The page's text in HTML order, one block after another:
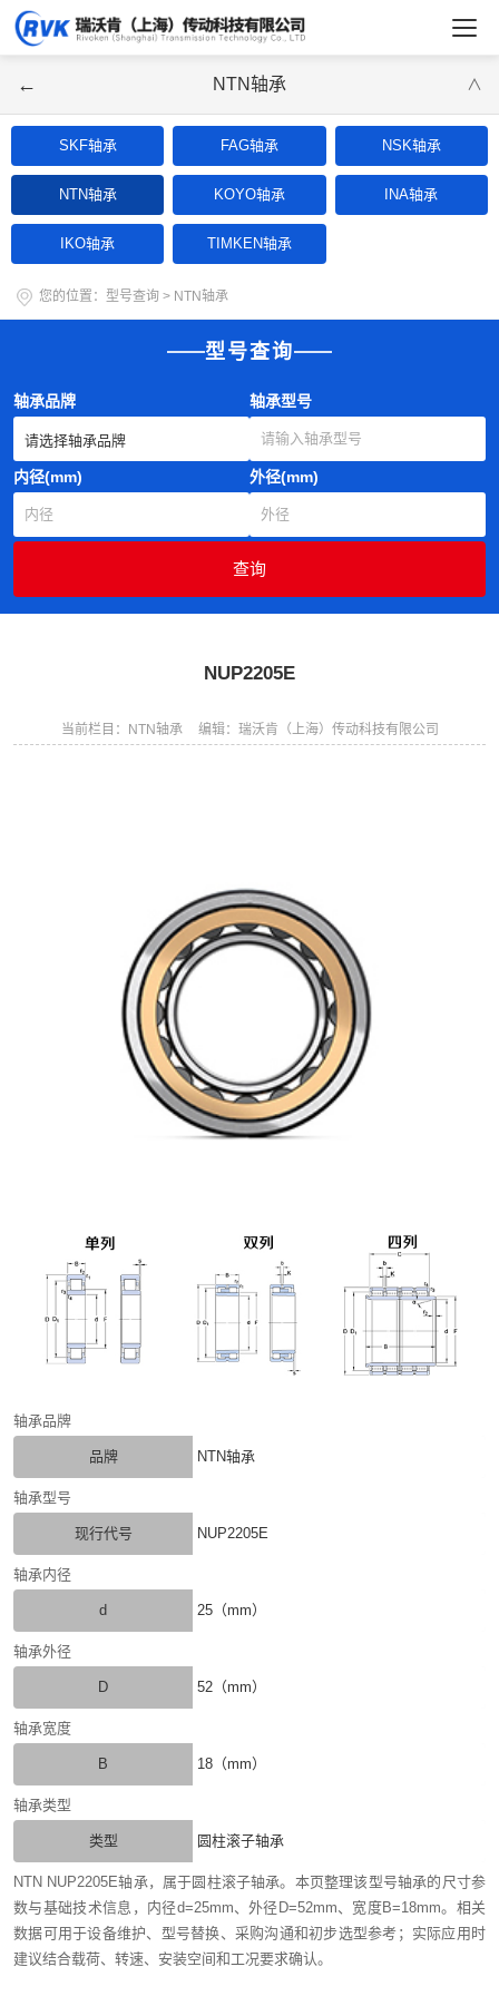
← NTN轴承 ∨
SKF轴承 FAG轴承 NSK轴承
NTN轴承 KOYO轴承 INA轴承
IKO轴承 TIMKEN轴承
您的位置： 型号查询 > NTN轴承
型号查询
轴承品牌 轴承型号
内径(mm) 外径(mm)
NUP2205E
当前栏目：NTN轴承 编辑：瑞沃肯（上海）传动科技有限公司
轴承品牌
品牌 NTN轴承
轴承型号
现行代号 NUP2205E
轴承内径
d 25（mm）
轴承外径
D 52（mm）
轴承宽度
B 18（mm）
轴承类型
类型 圆柱滚子轴承
NTN NUP2205E轴承，属于圆柱滚子轴承。本页整理该型号轴承的尺寸参
数与基础技术信息，内径d=25mm、外径D=52mm、宽度B=18mm。相关
数据可用于设备维护、型号替换、采购沟通和初步选型参考；实际应用时
建议结合载荷、转速、安装空间和工况要求确认。